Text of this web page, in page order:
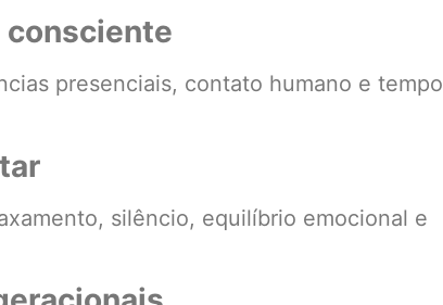
presenciais, contato humano e tempo
silêncio, equilíbrio emocional e